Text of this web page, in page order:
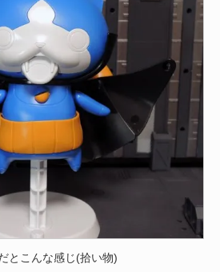
とこんな感じ(拾い物)